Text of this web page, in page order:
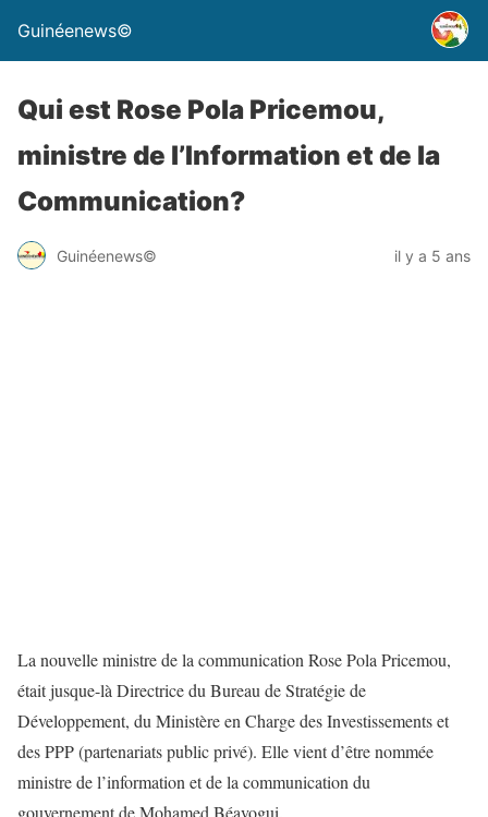
Guinéenews©
Qui est Rose Pola Pricemou,
ministre de l’Information et de la
Communication?
Guinéenews© il y a 5 ans
La nouvelle ministre de la communication Rose Pola Pricemou,
était jusque-là Directrice du Bureau de Stratégie de
Développement, du Ministère en Charge des Investissements et
des PPP (partenariats public privé). Elle vient d’être nommée
ministre de l’information et de la communication du
gouvernement de Mohamed Béavogui.